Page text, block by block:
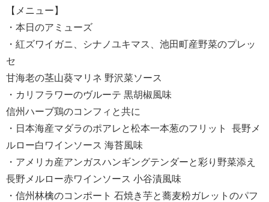
【メニュー】
・本日のアミューズ
・紅ズワイガニ、シナノユキマス、池田町産野菜のプレッ
セ
甘海老の茎山葵マリネ 野沢菜ソース
・カリフラワーのヴルーテ 黒胡椒風味
信州ハーブ鶏のコンフィと共に
・日本海産マダラのポアレと松本一本葱のフリット 長野メ
ルロー白ワインソース 海苔風味
・アメリカ産アンガスハンギングテンダーと彩り野菜添え
長野メルロー赤ワインソース 小谷漬風味
・信州林檎のコンポート 石焼き芋と蕎麦粉ガレットのパフ